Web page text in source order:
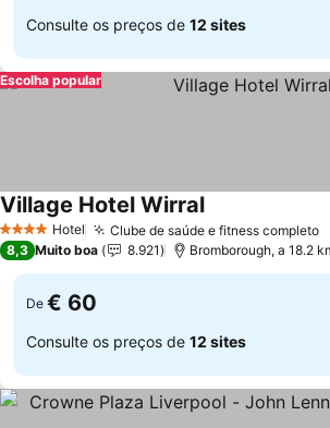
Consulte os preços de 12 sites
Escolha popular
4 EstrelasHotel Clube de saúde e fitness completo
Village Hotel WirralVer preços
8,3 Muito boa 8.921 Bromborough, a 18.2
De € 60
Consulte os preços de 12 sites